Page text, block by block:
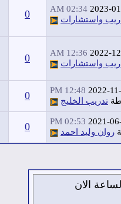
2023-
02:34 AM
واستشارات
0
2022-
12:36 AM
واستشارات
0
2022-
12:48 PM
تدريب الخليج 0
2021-
02:53 PM
روان وليد احمد 0
اغسطس 2026 , الساعة الان